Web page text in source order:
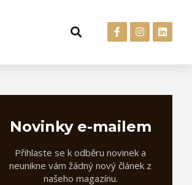
Novinky e-mailem
Přihlaste se k odběru novinek a
neunikne vám žádný nový článek z
našeho magazínu.